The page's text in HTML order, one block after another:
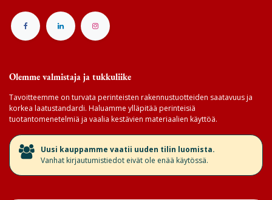
Olemme valmistaja ja tukkuliike
Tavoitteemme on turvata perinteisten rakennustuotteiden saatavuus ja
korkea laatustandardi. Haluamme ylläpitää perinteisiä
tuotantomenetelmiä ja vaalia kestävien materiaalien käyttöä.
​Uusi kauppamme vaatii uuden tilin luomista.
Vanhat kirjautumistiedot eivät ole enää käytössä.